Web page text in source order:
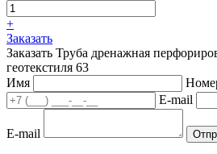
+
Заказать
Заказать Труба дренажная
геотекстиля 63
Имя
E-mail
E-mail